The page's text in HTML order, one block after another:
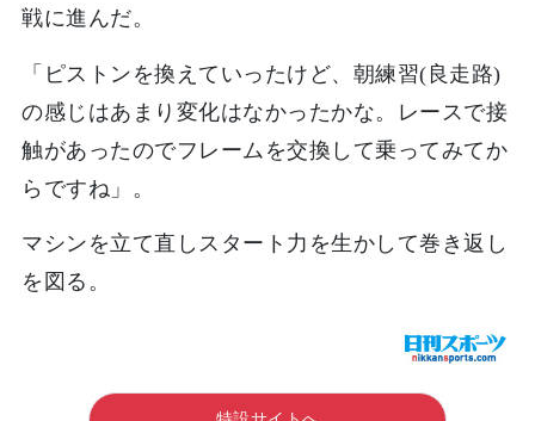
戦に進んだ。
「ピストンを換えていったけど、朝練習(良走路)
の感じはあまり変化はなかったかな。レースで接
触があったのでフレームを交換して乗ってみてか
らですね」。
マシンを立て直しスタート力を生かして巻き返し
を図る。